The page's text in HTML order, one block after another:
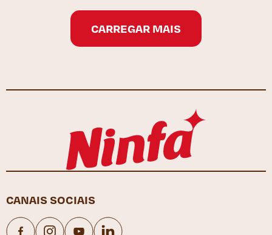
CARREGAR MAIS
CANAIS SOCIAIS